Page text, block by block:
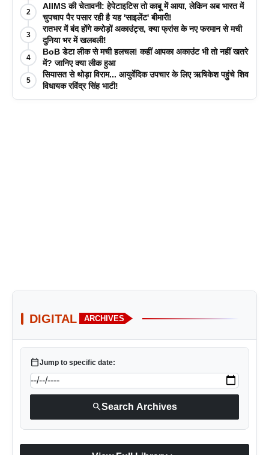
2
AIIMS की चेतावनी: हेपेटाइटिस तो काबू में आया, लेकिन अब भारत में
चुपचाप पैर पसार रही है यह 'साइलेंट' बीमारी!
3
रातभर में बंद होंगे करोड़ों अकाउंट्स, क्या फ्रांस के नए फरमान से मची
दुनिया भर में खलबली!
4
BoB डेटा लीक से मची हलचल! कहीं आपका अकाउंट भी तो नहीं खतरे
में? जानिए क्या लीक हुआ
5
सियासत से थोड़ा विराम... आयुर्वेदिक उपचार के लिए ऋषिकेश पहुंचे शिव
विधायक रविंद्र सिंह भाटी!
DIGITAL ARCHIVES
calendar_todayJump to specific date:
searchSearch Archives